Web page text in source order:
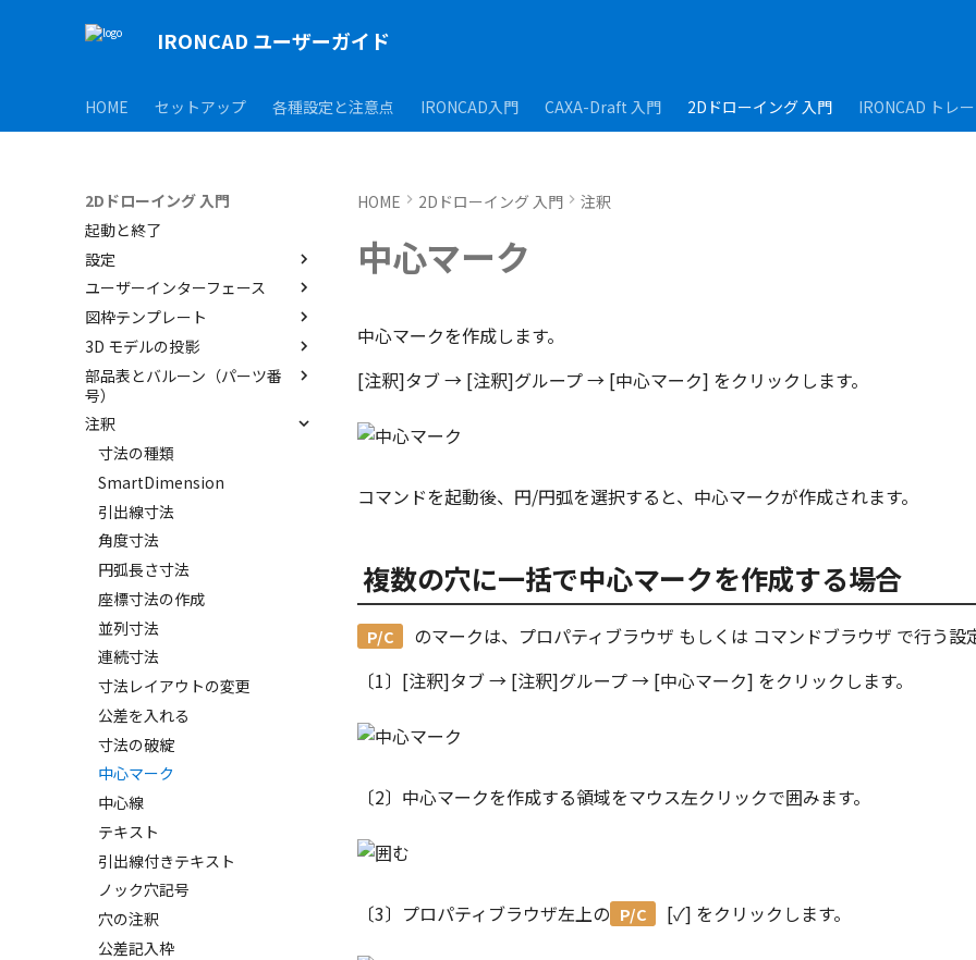
IRONCAD ユーザーガイド
HOME セットアップ 各種設定と注意点 IRONCAD入門 CAXA-Draft 入門 2Dドローイング 入門 IRONCAD トレ
2Dドローイング 入門
起動と終了
設定
オプション設定
シート背景の設定
管理者として実行
オプション設定の読込・書出
シート設定
ユーザーインターフェース
ユーザーインターフェースと各
部名称
インターフェースのカスタマイ
ズ
図枠テンプレート
図枠テンプレートの保存
図枠テンプレートのカタログ化
3D モデルの投影
投影図の作成
投影図の追加
断面図
部分断面
図の更新
図枠の変更
破断面
補助図
詳細図
カスタム詳細図
全体図
図のトリミング
省略図
編集
更新
レンダリング、シェーディング
図のプロパティ
図
線種
寸法
3D寸法から自動作成
パーツからドローイングを作成
部品表とバルーン（パーツ番
号）
部品表テンプレートの保存
バルーンの作成
3D とリンクした部品表を作成
する
Excel に出力
注釈
寸法の種類
SmartDimension
引出線寸法
角度寸法
円弧長さ寸法
座標寸法の作成
並列寸法
連続寸法
寸法レイアウトの変更
公差を入れる
寸法の破綻
中心マーク
中心線
テキスト
引出線付きテキスト
ノック穴記号
穴の注釈
公差記入枠
HOME 2Dドローイング 入門 注釈
中心マーク
中心マークを作成します。
[注釈]タブ → [注釈]グループ → [中心マーク] をクリックします。
コマンドを起動後、円/円弧を選択すると、中心マークが作成されます。
複数の穴に一括で中心マークを作成する場合
のマークは、プロパティブラウザ もしくは コマンドブラウザ で行う設
〔1〕[注釈]タブ → [注釈]グループ → [中心マーク] をクリックします。
〔2〕中心マークを作成する領域をマウス左クリックで囲みます。
〔3〕プロパティブラウザ左上の [✓] をクリックします。